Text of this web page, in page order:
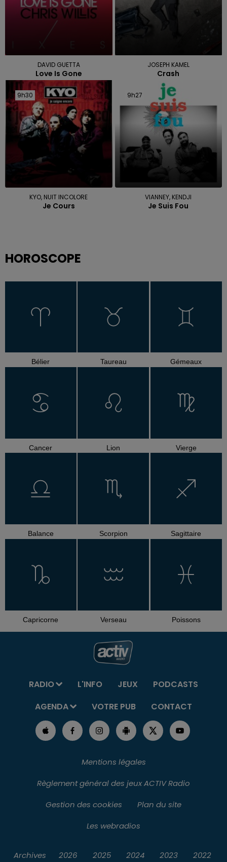
DAVID GUETTA
Love Is Gone
JOSEPH KAMEL
Crash
9h30
9h30
KYO, NUIT INCOLORE
Je Cours
9h27
9h27
VIANNEY, KENDJI
Je Suis Fou
HOROSCOPE
Bélier Taureau Gémeaux
Cancer Lion Vierge
Balance Scorpion Sagittaire
Capricorne Verseau Poissons
RADIO L'INFO JEUX
PODCASTS
AGENDA
VOTRE PUB CONTACT
Mentions légales
Règlement général des jeux ACTIV Radio
Gestion des cookies
Plan du site
Les webradios
Archives 2026 2025 2024 2023 2022